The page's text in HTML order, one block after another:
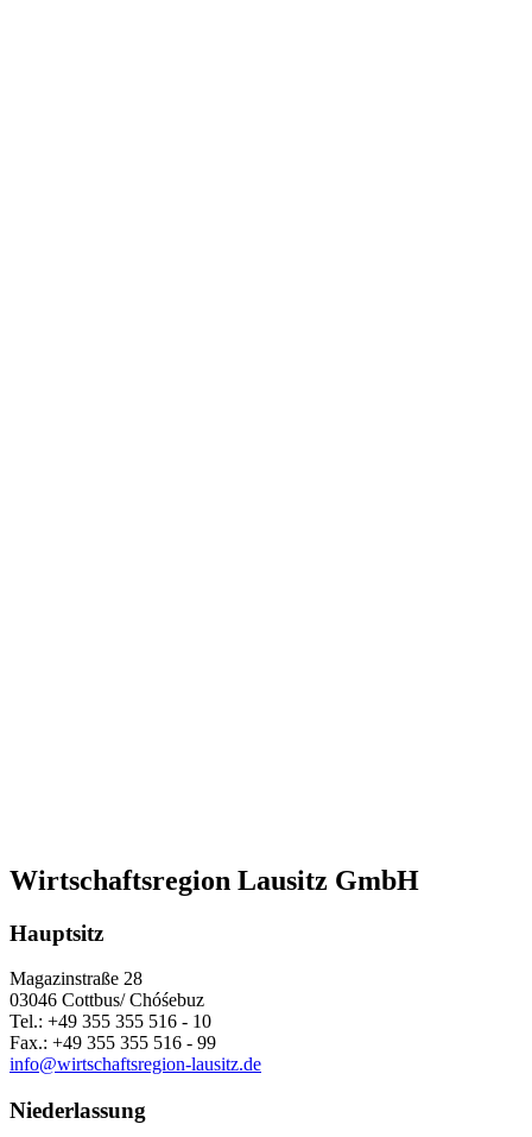
Wirtschaftsregion Lausitz GmbH
Hauptsitz
Magazinstraße 28
03046 Cottbus/ Chóśebuz
Tel.: +49 355 355 516 - 10
Fax.: +49 355 355 516 - 99
info@wirtschaftsregion-lausitz.de
Niederlassung